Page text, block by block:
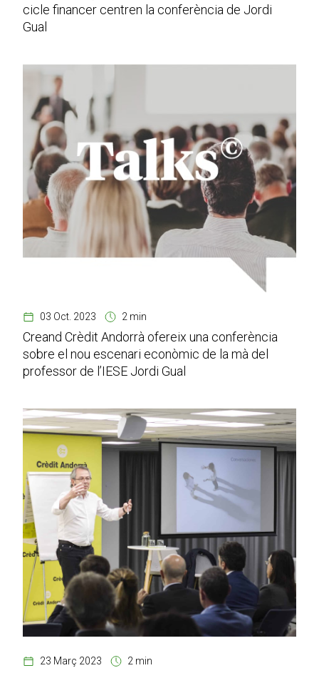
cicle financer centren la conferència de Jordi
Gual
03 Oct. 2023 2 min
Creand Crèdit Andorrà ofereix una conferència
sobre el nou escenari econòmic de la mà del
professor de l’IESE Jordi Gual
23 Març 2023 2 min